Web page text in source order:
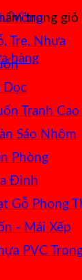
trong giỏ
hàng
Vồng
Tre, Nhựa
Dọc
Tranh Cao
Sáo Nhôm
Phòng
Đình
Gỗ Phong
- Mái Xếp
PVC